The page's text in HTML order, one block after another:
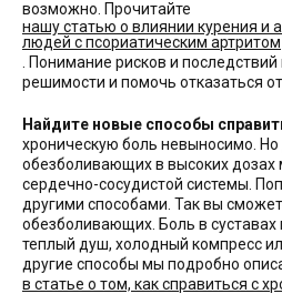
возможно. Прочитайте
нашу статью о влиянии курения и
людей с псориатическим артритом
. Понимание рисков и
решимости и помочь отказаться
Найдите новые способы
хроническую боль невыносимо.
обезболивающих в высоких
сердечно-сосудистой системы.
другими способами. Так вы
обезболивающих. Боль в суставах
теплый душ, холодный компресс
другие способы мы подробно
в статье о том, как справиться с